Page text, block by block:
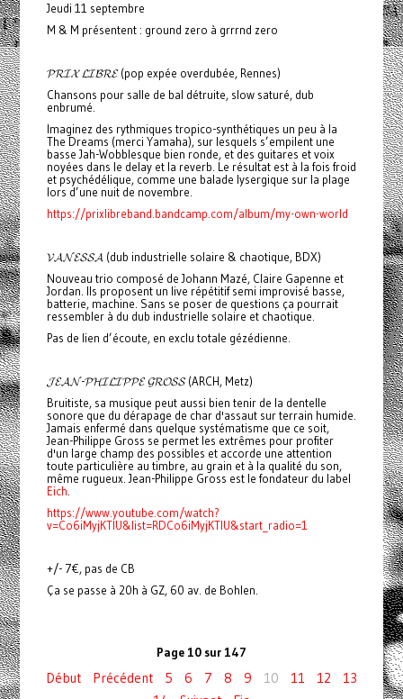
Jeudi 11 septembre
M & M présentent : ground zero à grrrnd zero
𝓟𝓡𝓘𝓧 𝓛𝓘𝓑𝓡𝓔 (pop expée overdubée, Rennes)
Chansons pour salle de bal détruite, slow saturé, dub
enbrumé.
Imaginez des rythmiques tropico-synthétiques un peu à la
The Dreams (merci Yamaha), sur lesquels s’empilent une
basse Jah-Wobblesque bien ronde, et des guitares et voix
noyées dans le delay et la reverb. Le résultat est à la fois froid
et psychédélique, comme une balade lysergique sur la plage
lors d’une nuit de novembre.
https://prixlibreband.bandcamp.com/album/my-own-world
𝓥𝓐𝓝𝓔𝓢𝓢𝓐 (dub industrielle solaire & chaotique, BDX)
Nouveau trio composé de Johann Mazé, Claire Gapenne et
Jordan. Ils proposent un live répétitif semi improvisé basse,
batterie, machine. Sans se poser de questions ça pourrait
ressembler à du dub industrielle solaire et chaotique.
Pas de lien d’écoute, en exclu totale gézédienne.
𝓙𝓔𝓐𝓝-𝓟𝓗𝓘𝓛𝓘𝓟𝓟𝓔 𝓖𝓡𝓞𝓢𝓢 (ARCH, Metz)
Bruitiste, sa musique peut aussi bien tenir de la dentelle
sonore que du dérapage de char d'assaut sur terrain humide.
Jamais enfermé dans quelque systématisme que ce soit,
Jean-Philippe Gross se permet les extrêmes pour profiter
d'un large champ des possibles et accorde une attention
toute particulière au timbre, au grain et à la qualité du son,
même rugueux. Jean-Philippe Gross est le fondateur du label
Eich.
https://www.youtube.com/watch?
v=Co6iMyjKTlU&list=RDCo6iMyjKTlU&start_radio=1
+/- 7€, pas de CB
Ça se passe à 20h à GZ, 60 av. de Bohlen.
Page 10 sur 147
Début Précédent 5 6 7 8 9 10 11 12
13